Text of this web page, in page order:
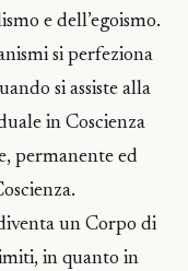
e dell’egoismo.
si perfeziona
si assiste alla
in Coscienza
permanente ed
un Corpo di
in quanto in